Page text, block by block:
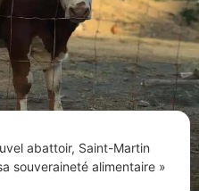
abattoir, Saint-Martin
souveraineté alimentaire »